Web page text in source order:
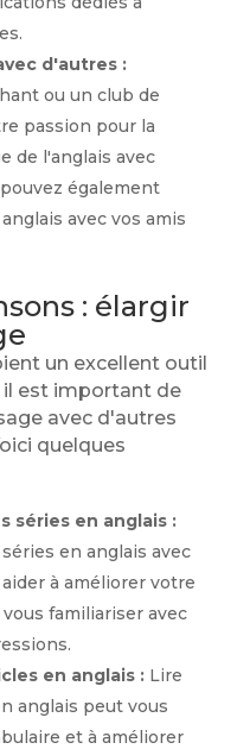
d'autres :
ou un club de
passion pour la
de l'anglais avec
également
avec vos amis
: élargir
un excellent outil
il est important de
avec d'autres
quelques
séries en anglais :
en anglais avec
à améliorer votre
familiariser avec
en anglais :Lire
anglais peut vous
et à améliorer